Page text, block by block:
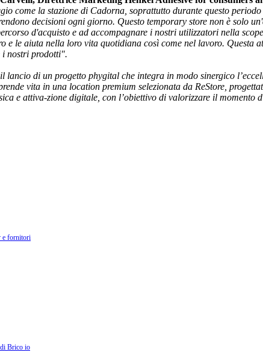
come la stazione di Cadorna, soprattutto durante questo
decisioni ogni giorno. Questo temporary store non è solo
d'acquisto e ad accompagnare i nostri utilizzatori nella
e le aiuta nella loro vita quotidiana così come nel lavoro.
i nostri prodotti".
di un progetto phygital che integra in modo sinergico
vita in una location premium selezionata da ReStore,
e attiva-zione digitale, con l’obiettivo di valorizzare il
e fornitori
Brico io